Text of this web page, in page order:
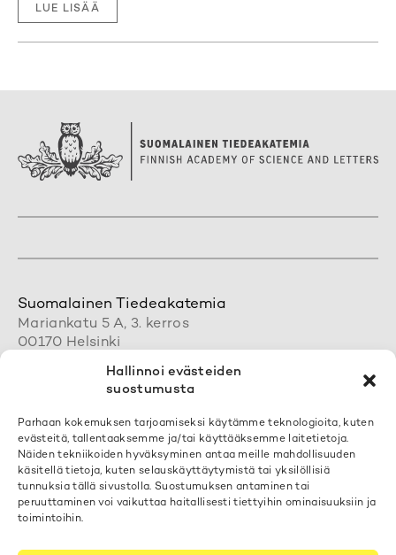
Hallinnoi evästeiden
suostumusta
Parhaan kokemuksen tarjoamiseksi käytämme teknologioita, kuten
evästeitä, tallentaaksemme ja/tai käyttääksemme laitetietoja.
Näiden tekniikoiden hyväksyminen antaa meille mahdollisuuden
käsitellä tietoja, kuten selauskäyttäytymistä tai yksilöllisiä
tunnuksia tällä sivustolla. Suostumuksen antaminen tai
peruuttaminen voi vaikuttaa haitallisesti tiettyihin ominaisuuksiin ja
toimintoihin.
LUE LISÄÄ
Suomalainen Tiedeakatemia
Mariankatu 5 A, 3. kerros
00170 Helsinki
acadsci@acadsci.fi
Henkilökunnan yhteystiedot
Löydät yhteystietomme täältä
Tilaa uutiskirjeemme
Voit liittyä postituslistallemme